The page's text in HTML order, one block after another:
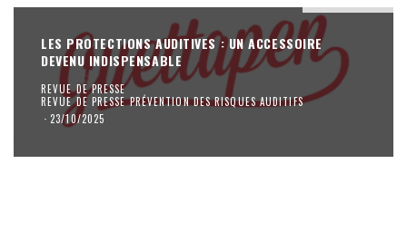
LES PROTECTIONS AUDITIVES : UN ACCESSOIRE
DEVENU INDISPENSABLE
REVUE DE PRESSE
REVUE DE PRESSE PRÉVENTION DES RISQUES AUDITIFS
· 23/10/2025